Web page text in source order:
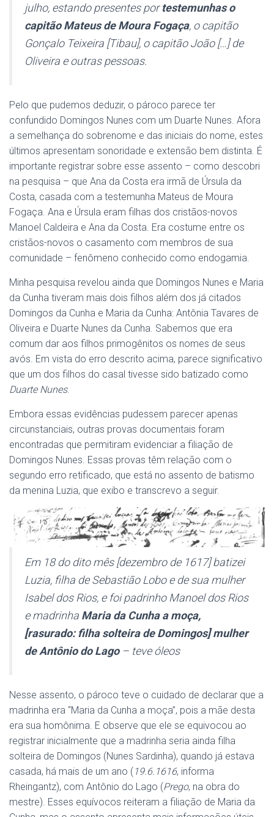
julho, estando presentes portestemunhas o
capitão Mateus de Moura Fogaça, o capitão
Gonçalo Teixeira [Tibau], o capitão João […] de
Oliveira e outras pessoas.
Pelo que pudemos deduzir, o pároco parece ter
confundido Domingos Nunes com um Duarte Nunes. Afora
a semelhança do sobrenome e das iniciais do nome, estes
últimos apresentam sonoridade e extensão bem distinta. É
importante registrar sobre esse assento – como descobri
na pesquisa – que Ana da Costa era irmã de Úrsula da
Costa, casada com a testemunha Mateus de Moura
Fogaça. Ana e Úrsula eram filhas dos cristãos-novos
Manoel Caldeira e Ana da Costa. Era costume entre os
cristãos-novos o casamento com membros de sua
comunidade – fenômeno conhecido como endogamia.
Minha pesquisa revelou ainda que Domingos Nunes e Maria
da Cunha tiveram mais dois filhos além dos já citados
Domingos da Cunha e Maria da Cunha: Antônia Tavares de
Oliveira e Duarte Nunes da Cunha. Sabemos que era
comum dar aos filhos primogênitos os nomes de seus
avós. Em vista do erro descrito acima, parece significativo
que um dos filhos do casal tivesse sido batizado como
Duarte Nunes.
Embora essas evidências pudessem parecer apenas
circunstanciais, outras provas documentais foram
encontradas que permitiram evidenciar a filiação de
Domingos Nunes. Essas provas têm relação com o
segundo erro retificado, que está no assento de batismo
da menina Luzia, que exibo e transcrevo a seguir.
Em 18 do dito mês [dezembro de 1617] batizei
Luzia, filha de Sebastião Lobo e de sua mulher
Isabel dos Rios, e foi padrinho Manoel dos Rios
e madrinha Maria da Cunha a moça,
[rasurado: filha solteira de Domingos] mulher
de Antônio do Lago– teve óleos
Nesse assento, o pároco teve o cuidado de declarar que a
madrinha era “Maria da Cunha a moça”, pois a mãe desta
era sua homônima. E observe que ele se equivocou ao
registrar inicialmente que a madrinha seria ainda filha
solteira de Domingos (Nunes Sardinha), quando já estava
casada, há mais de um ano (19.6.1616, informa
Rheingantz), com Antônio do Lago (Prego, na obra do
mestre). Esses equívocos reiteram a filiação de Maria da